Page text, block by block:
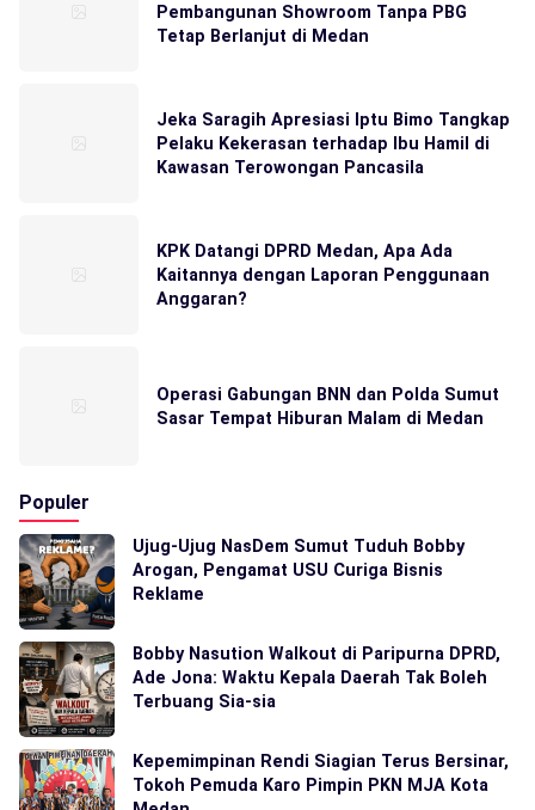
Pembangunan Showroom Tanpa PBG
Tetap Berlanjut di Medan
Jeka Saragih Apresiasi Iptu Bimo Tangkap
Pelaku Kekerasan terhadap Ibu Hamil di
Kawasan Terowongan Pancasila
KPK Datangi DPRD Medan, Apa Ada
Kaitannya dengan Laporan Penggunaan
Anggaran?
Operasi Gabungan BNN dan Polda Sumut
Sasar Tempat Hiburan Malam di Medan
Populer
Ujug-Ujug NasDem Sumut Tuduh Bobby
Arogan, Pengamat USU Curiga Bisnis
Reklame
Bobby Nasution Walkout di Paripurna DPRD,
Ade Jona: Waktu Kepala Daerah Tak Boleh
Terbuang Sia-sia
Kepemimpinan Rendi Siagian Terus Bersinar,
Tokoh Pemuda Karo Pimpin PKN MJA Kota